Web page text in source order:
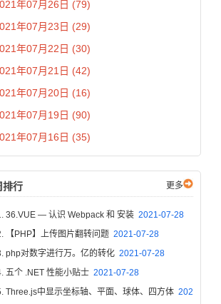
年07月26日 (79)
年07月23日 (29)
年07月22日 (30)
年07月21日 (42)
年07月20日 (16)
年07月19日 (90)
年07月16日 (35)
排行 更多
36.VUE — 认识 Webpack 和 安装 2021-07-28
【PHP】上传图片翻转问题 2021-07-28
php对数字进行万。亿的转化 2021-07-28
五个 .NET 性能小贴士 2021-07-28
Three.js中显示坐标轴、平面、球体、四方体 202